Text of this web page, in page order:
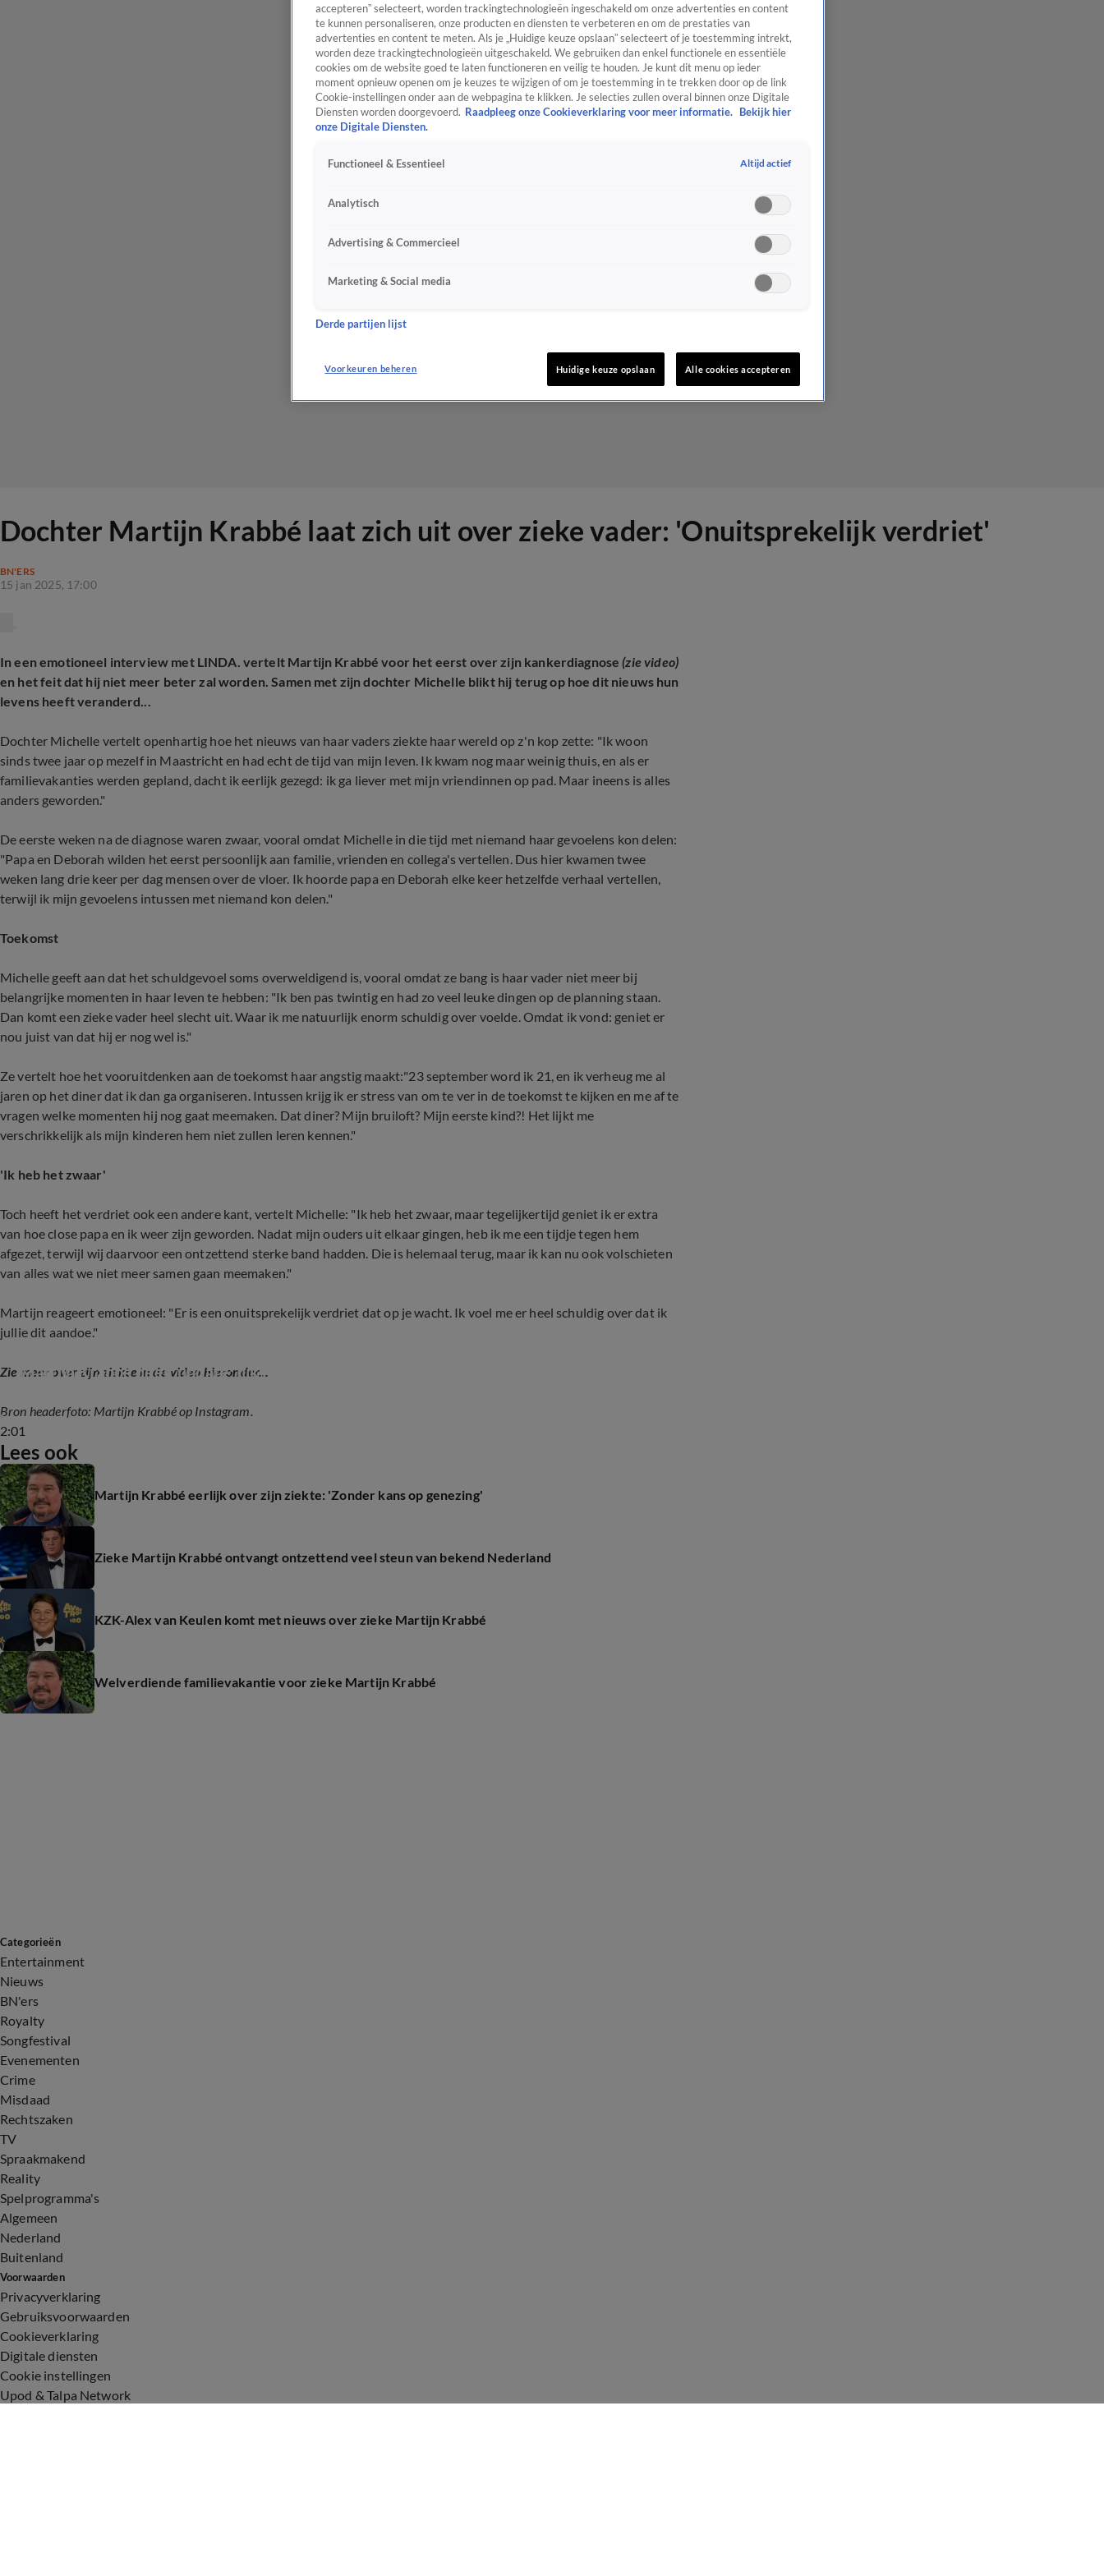
Dochter Martijn Krabbé laat zich uit over zieke vader: 'Onuitsprekelijk verdriet'
BN'ERS
15 jan 2025, 17:00
In een emotioneel interview met LINDA. vertelt Martijn Krabbé voor het eerst over zijn kankerdiagnose (zie video)
en het feit dat hij niet meer beter zal worden. Samen met zijn dochter Michelle blikt hij terug op hoe dit nieuws hun
levens heeft veranderd...
Dochter Michelle vertelt openhartig hoe het nieuws van haar vaders ziekte haar wereld op z'n kop zette: "Ik woon
sinds twee jaar op mezelf in Maastricht en had echt de tijd van mijn leven. Ik kwam nog maar weinig thuis, en als er
familievakanties werden gepland, dacht ik eerlijk gezegd: ik ga liever met mijn vriendinnen op pad. Maar ineens is alles
anders geworden."
De eerste weken na de diagnose waren zwaar, vooral omdat Michelle in die tijd met niemand haar gevoelens kon delen:
"Papa en Deborah wilden het eerst persoonlijk aan familie, vrienden en collega's vertellen. Dus hier kwamen twee
weken lang drie keer per dag mensen over de vloer. Ik hoorde papa en Deborah elke keer hetzelfde verhaal vertellen,
terwijl ik mijn gevoelens intussen met niemand kon delen."
Toekomst
Michelle geeft aan dat het schuldgevoel soms overweldigend is, vooral omdat ze bang is haar vader niet meer bij
belangrijke momenten in haar leven te hebben: "Ik ben pas twintig en had zo veel leuke dingen op de planning staan.
Dan komt een zieke vader heel slecht uit. Waar ik me natuurlijk enorm schuldig over voelde. Omdat ik vond: geniet er
nou juist van dat hij er nog wel is."
Ze vertelt hoe het vooruitdenken aan de toekomst haar angstig maakt:"23 september word ik 21, en ik verheug me al
jaren op het diner dat ik dan ga organiseren. Intussen krijg ik er stress van om te ver in de toekomst te kijken en me af te
vragen welke momenten hij nog gaat meemaken. Dat diner? Mijn bruiloft? Mijn eerste kind?! Het lijkt me
verschrikkelijk als mijn kinderen hem niet zullen leren kennen."
'Ik heb het zwaar'
Toch heeft het verdriet ook een andere kant, vertelt Michelle: "Ik heb het zwaar, maar tegelijkertijd geniet ik er extra
van hoe close papa en ik weer zijn geworden. Nadat mijn ouders uit elkaar gingen, heb ik me een tijdje tegen hem
afgezet, terwijl wij daarvoor een ontzettend sterke band hadden. Die is helemaal terug, maar ik kan nu ook volschieten
van alles wat we niet meer samen gaan meemaken."
Martijn reageert emotioneel: "Er is een onuitsprekelijk verdriet dat op je wacht. Ik voel me er heel schuldig over dat ik
jullie dit aandoe."
Zie meer over zijn ziekte in de video hieronder...
2:01
Martijn Krabbé deelt update: lijk het goed vol te houden
Bron headerfoto: Martijn Krabbé op Instagram.
Lees ook
Martijn Krabbé eerlijk over zijn ziekte: 'Zonder kans op genezing'
Zieke Martijn Krabbé ontvangt ontzettend veel steun van bekend Nederland
KZK-Alex van Keulen komt met nieuws over zieke Martijn Krabbé
Welverdiende familievakantie voor zieke Martijn Krabbé
Categorieën
Entertainment
Nieuws
BN'ers
Royalty
Songfestival
Evenementen
Crime
Misdaad
Rechtszaken
TV
Spraakmakend
Reality
Spelprogramma's
Algemeen
Nederland
Buitenland
Voorwaarden
Privacyverklaring
Gebruiksvoorwaarden
Cookieverklaring
Digitale diensten
Cookie instellingen
Upod & Talpa Network
accepteren” selecteert, worden trackingtechnologieën ingeschakeld om onze advertenties en content
te kunnen personaliseren, onze producten en diensten te verbeteren en om de prestaties van
advertenties en content te meten. Als je „Huidige keuze opslaan” selecteert of je toestemming intrekt,
worden deze trackingtechnologieën uitgeschakeld. We gebruiken dan enkel functionele en essentiële
cookies om de website goed te laten functioneren en veilig te houden. Je kunt dit menu op ieder
moment opnieuw openen om je keuzes te wijzigen of om je toestemming in te trekken door op de link
Cookie-instellingen onder aan de webpagina te klikken. Je selecties zullen overal binnen onze Digitale
Diensten worden doorgevoerd. Raadpleeg onze Cookieverklaring voor meer informatie.
Bekijk hier
onze Digitale Diensten.
Functioneel & Essentieel Altijd actief
Analytisch
Advertising & Commercieel
Marketing & Social media
Derde partijen lijst
Voorkeuren beheren Huidige keuze opslaan Alle cookies accepteren